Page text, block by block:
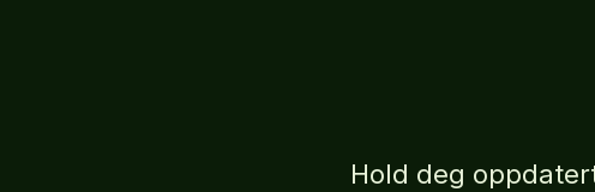
Hold deg